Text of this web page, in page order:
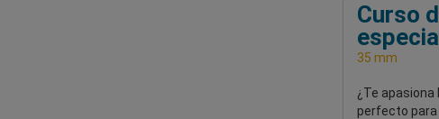
Curso
35 mm
¿Te apasiona
perfecto para